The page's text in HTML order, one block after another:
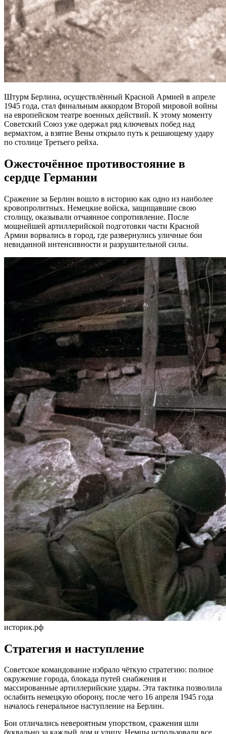
Штурм Берлина, осуществлённый Красной Армией в апреле
1945 года, стал финальным аккордом Второй мировой войны
на европейском театре военных действий. К этому моменту
Советский Союз уже одержал ряд ключевых побед над
вермахтом, а взятие Вены открыло путь к решающему удару
по столице Третьего рейха.
Ожесточённое противостояние в
сердце Германии
Сражение за Берлин вошло в историю как одно из наиболее
кровопролитных. Немецкие войска, защищавшие свою
столицу, оказывали отчаянное сопротивление. После
мощнейшей артиллерийской подготовки части Красной
Армии ворвались в город, где развернулись уличные бои
невиданной интенсивности и разрушительной силы.
историк.рф
Стратегия и наступление
Советское командование избрало чёткую стратегию: полное
окружение города, блокада путей снабжения и
массированные артиллерийские удары. Эта тактика позволила
ослабить немецкую оборону, после чего 16 апреля 1945 года
началось генеральное наступление на Берлин.
Бои отличались невероятным упорством, сражения шли